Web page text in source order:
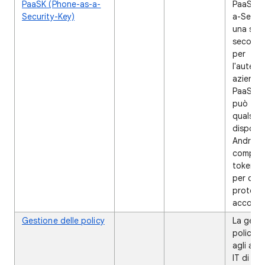
PaaSK (Phone-as-a-
Security-Key)
PaaSK
a-
una
per
PaaSK,
può
Android
token
per
Gestione delle policy
La
policy
agli
IT di